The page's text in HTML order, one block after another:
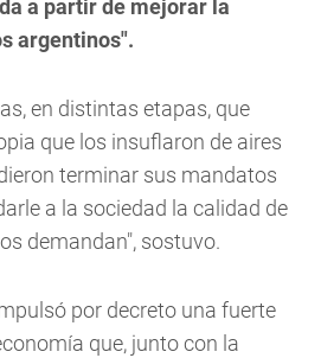
a partir de mejorar la
argentinos".
en distintas etapas, que
que los insuflaron de aires
terminar sus mandatos
a la sociedad la calidad de
demandan", sostuvo.
por decreto una fuerte
que, junto con la